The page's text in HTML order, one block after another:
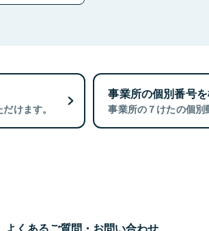
けます。
事業所の個別番号
事業所の７けたの個別